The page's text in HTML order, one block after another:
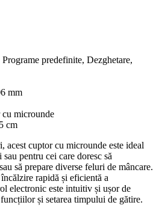
predefinite, Dezghetare,
mm
microunde
cm
acest cuptor cu microunde este ideal
pentru cei care doresc să
să prepare diverse feluri de mâncare.
rapidă și eficientă a
electronic este intuitiv și ușor de
și setarea timpului de gătire.